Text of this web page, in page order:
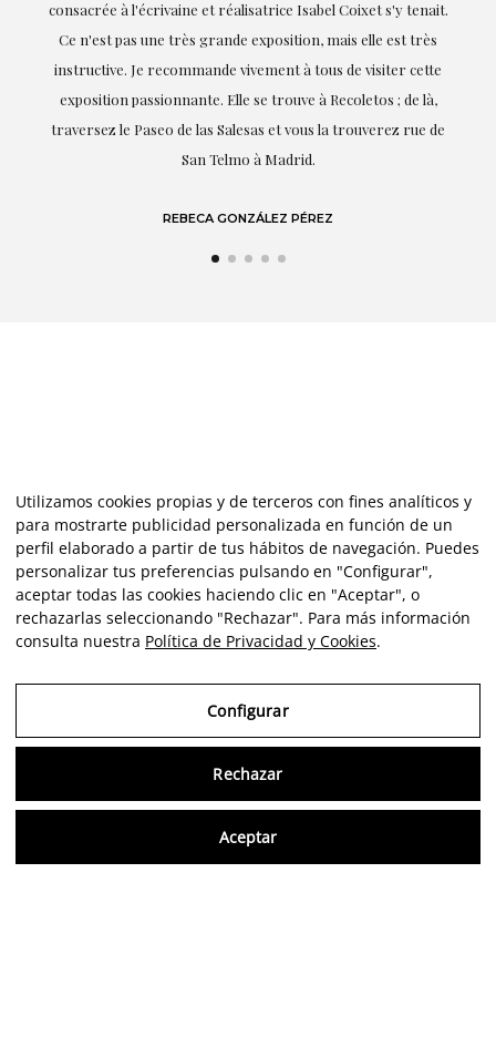
consacrée à l'écrivaine et réalisatrice Isabel Coixet s'y tenait.
Ce n'est pas une très grande exposition, mais elle est très
instructive. Je recommande vivement à tous de visiter cette
exposition passionnante. Elle se trouve à Recoletos ; de là,
traversez le Paseo de las Salesas et vous la trouverez rue de
San Telmo à Madrid.
REBECA GONZÁLEZ PÉREZ
Utilizamos cookies propias y de terceros con fines analíticos y
para mostrarte publicidad personalizada en función de un
perfil elaborado a partir de tus hábitos de navegación. Puedes
personalizar tus preferencias pulsando en "Configurar",
aceptar todas las cookies haciendo clic en "Aceptar", o
rechazarlas seleccionando "Rechazar". Para más información
consulta nuestra Política de Privacidad y Cookies.
Configurar
Rechazar
Aceptar